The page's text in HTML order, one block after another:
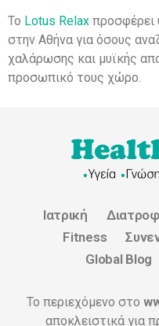
Το Lotus Relax προσφέρει
στην Αθήνα για όσους
χαλάρωσης και μυϊκής
προσωπικό τους χώρο.
Ιατρική
Fitness
Global Blog
Το περιεχόμενο στο
αποκλειστικά για